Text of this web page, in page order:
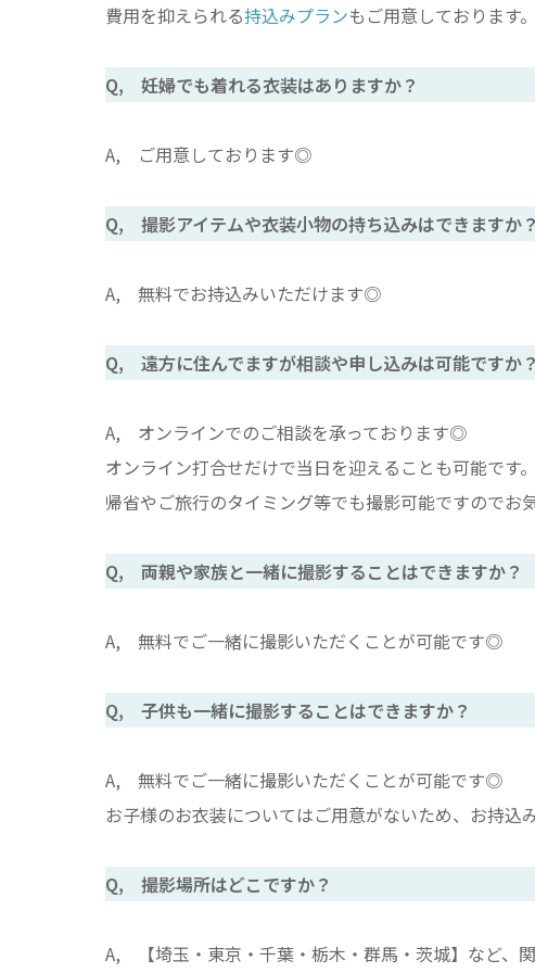
費用を抑えられる持込みプランもご用意しております。
Q, 妊婦でも着れる衣装はありますか？
A, ご用意しております◎
Q, 撮影アイテムや衣装小物の持ち込みはできますか？
A, 無料でお持込みいただけます◎
Q, 遠方に住んでますが相談や申し込みは可能ですか？
A, オンラインでのご相談を承っております◎
オンライン打合せだけで当日を迎えることも可能です。
帰省やご旅行のタイミング等でも撮影可能ですのでお
Q, 両親や家族と一緒に撮影することはできますか？
A, 無料でご一緒に撮影いただくことが可能です◎
Q, 子供も一緒に撮影することはできますか？
A, 無料でご一緒に撮影いただくことが可能です◎
お子様のお衣装についてはご用意がないため、お持込
Q, 撮影場所はどこですか？
A, 【埼玉・東京・千葉・栃木・群馬・茨城】など、